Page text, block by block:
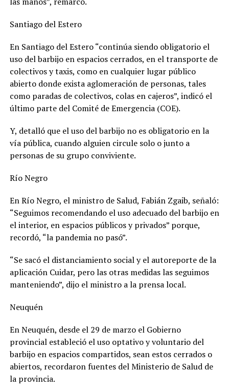
Santiago del Estero
En Santiago del Estero “continúa siendo obligatorio el
uso del barbijo en espacios cerrados, en el transporte de
colectivos y taxis, como en cualquier lugar público
abierto donde exista aglomeración de personas, tales
como paradas de colectivos, colas en cajeros”, indicó el
último parte del Comité de Emergencia (COE).
Y, detalló que el uso del barbijo no es obligatorio en la
vía pública, cuando alguien circule solo o junto a
personas de su grupo conviviente.
Río Negro
En Río Negro, el ministro de Salud, Fabián Zgaib, señaló:
“Seguimos recomendando el uso adecuado del barbijo en
el interior, en espacios públicos y privados” porque,
recordó, “la pandemia no pasó”.
“Se sacó el distanciamiento social y el autoreporte de la
aplicación Cuidar, pero las otras medidas las seguimos
manteniendo”, dijo el ministro a la prensa local.
Neuquén
En Neuquén, desde el 29 de marzo el Gobierno
provincial estableció el uso optativo y voluntario del
barbijo en espacios compartidos, sean estos cerrados o
abiertos, recordaron fuentes del Ministerio de Salud de
la provincia.